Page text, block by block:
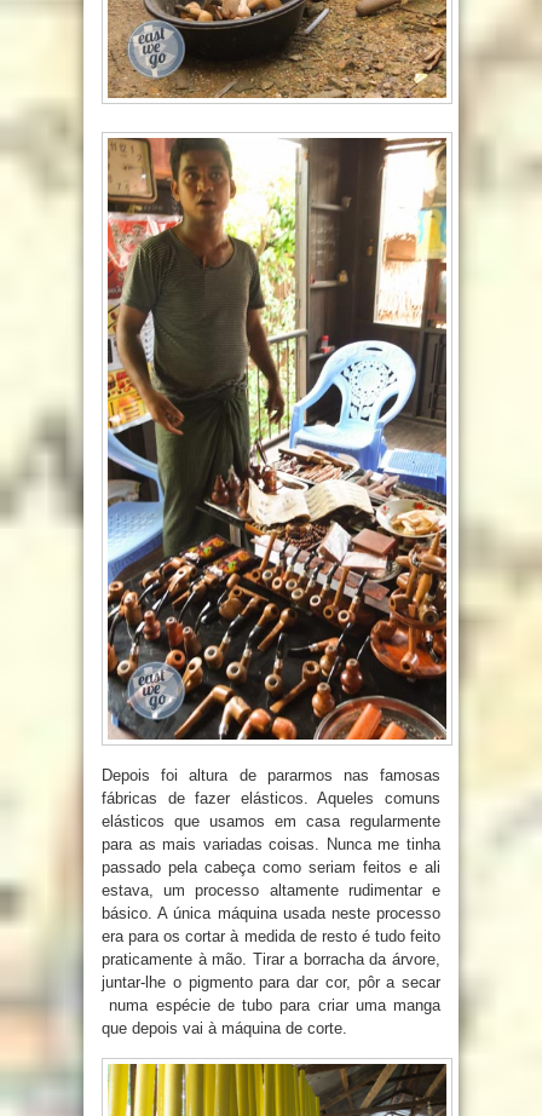
Depois foi altura de pararmos nas famosas
fábricas de fazer elásticos. Aqueles comuns
elásticos que usamos em casa regularmente
para as mais variadas coisas. Nunca me tinha
passado pela cabeça como seriam feitos e ali
estava, um processo altamente rudimentar e
básico. A única máquina usada neste processo
era para os cortar à medida de resto é tudo feito
praticamente à mão. Tirar a borracha da árvore,
juntar-lhe o pigmento para dar cor, pôr a secar
numa espécie de tubo para criar uma manga
que depois vai à máquina de corte.